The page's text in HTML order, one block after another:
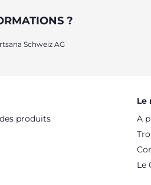
?
Schweiz AG
produits
Le
A
Le